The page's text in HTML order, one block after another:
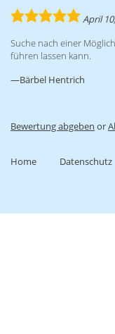
5.0
rating
April
Su­che nach ei­ner
füh­ren las­sen kann.
Bärbel Hentrich
Bewertung abgeben or
Home Datenschutz